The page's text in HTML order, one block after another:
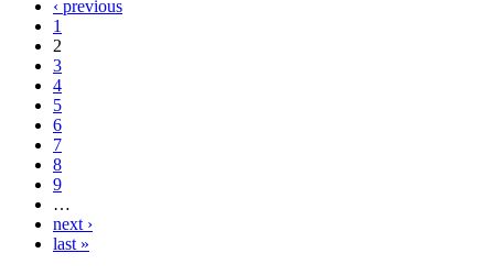
‹ previous
1
2
3
4
5
6
7
8
9
…
next ›
last »